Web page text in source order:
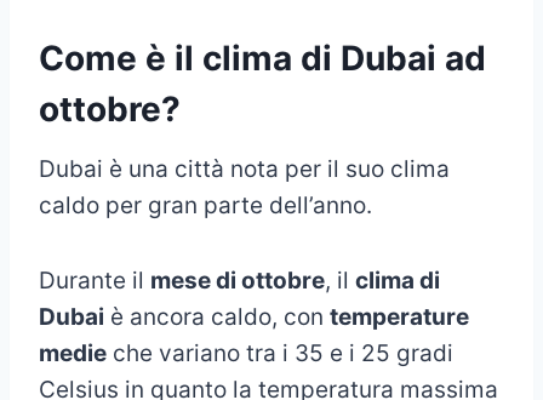
Come è il clima di Dubai ad
ottobre?
Dubai è una città nota per il suo clima
caldo per gran parte dell’anno.
Durante il mese di ottobre, il clima di
Dubai è ancora caldo, con temperature
medie che variano tra i 35 e i 25 gradi
Celsius in quanto la temperatura massima